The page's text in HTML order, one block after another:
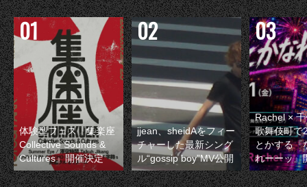
体験型フェス『集楽座
Collective Sounds &
Cultures』開催決定
jjean、sheidAをフィー
チャーした最新シング
ル“gossip boy”MV公開
Rachel ×
歌舞伎町で
とかする『
れーーッ』